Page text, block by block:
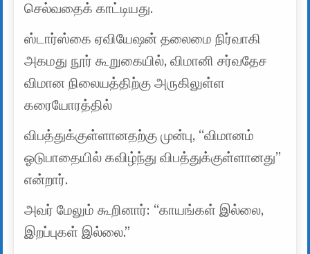
செல்வதைக் காட்டியது.
ஸ்டார்ஸ்கை ஏவியேஷன் தலைமை நிர்வாகி
அகமது நூர் கூறுகையில், விமானி சர்வதேச
விமான நிலையத்திற்கு அருகிலுள்ள
கரையோரத்தில்
விபத்துக்குள்ளானதற்கு முன்பு, “விமானம்
ஓடுபாதையில் கவிழ்ந்து விபத்துக்குள்ளானது”
என்றார்.
அவர் மேலும் கூறினார்: “காயங்கள் இல்லை,
இறப்புகள் இல்லை.”